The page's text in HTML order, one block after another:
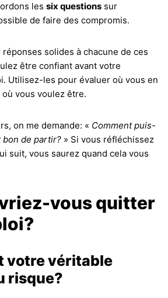
les six questions sur
de faire des compromis.
solides à chacune de ces
être confiant avant votre
Utilisez-les pour évaluer où vous en
vous voulez être.
on me demande: « Comment puis-
bon de partir? » Si vous réfléchissez
suit, vous saurez quand cela vous
vous quitter
votre véritable
risque?